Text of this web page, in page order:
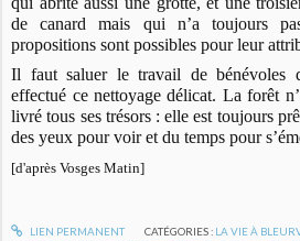
de canard mais qui n’a toujours
propositions sont possibles pour leur
Il faut saluer le travail de bénévoles
effectué ce nettoyage délicat. La forêt
livré tous ses trésors : elle est toujours
des yeux pour voir et du temps pour
[d'après Vosges Matin]
LIEN PERMANENT CATÉGORIES : LA VIE À